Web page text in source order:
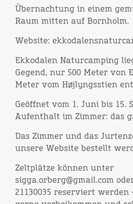
Übernachtung in einem
Raum mitten auf Bornholm.
Website:
Ekkodalen Naturcamping
Gegend, nur 500 Meter von
Meter vom Højlyngsstien
Geöffnet vom 1. Juni bis 15.
Aufenthalt im Zimmer: das
Das Zimmer und das
unsere Website bestellt
Zeltplätze können unter
sigga.orberg@gmail.com
21130035 reserviert werden